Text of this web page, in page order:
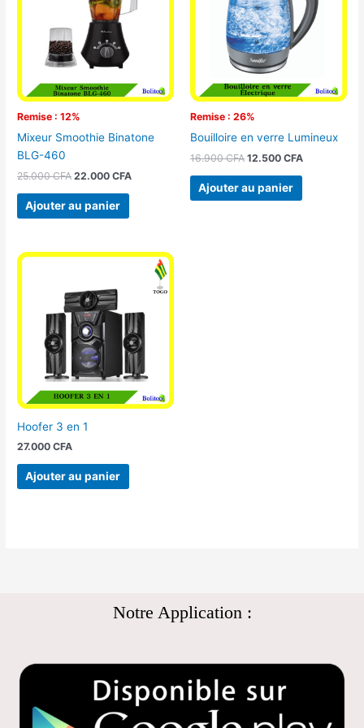
Remise : 12%
Mixeur Smoothie Binatone
BLG-460
25.000CFA 22.000CFA
Ajouter au panier
Remise : 26%
Bouilloire en verre Lumineux
16.900CFA 12.500 CFA
Ajouter au panier
Hoofer 3 en 1
27.000CFA
Ajouter au panier
Notre Application :